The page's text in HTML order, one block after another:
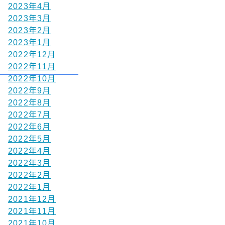
2023年4月
2023年3月
2023年2月
2023年1月
2022年12月
2022年11月
2022年10月
2022年9月
2022年8月
2022年7月
2022年6月
2022年5月
2022年4月
2022年3月
2022年2月
2022年1月
2021年12月
2021年11月
2021年10月